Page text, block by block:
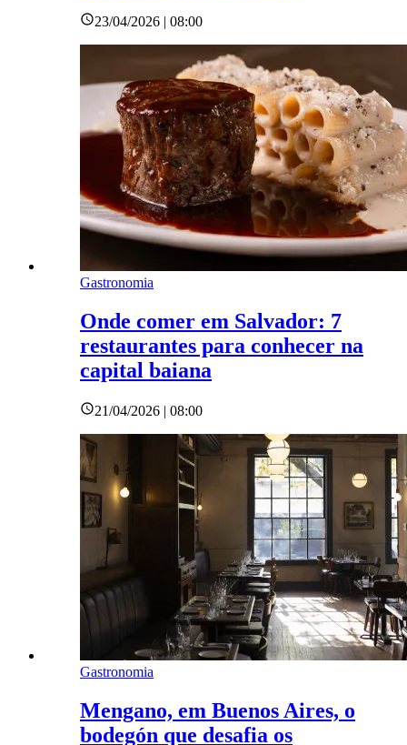
23/04/2026 | 08:00
Gastronomia
Onde comer em Salvador: 7
restaurantes para conhecer na
capital baiana
21/04/2026 | 08:00
Gastronomia
Mengano, em Buenos Aires, o
bodegón que desafia os